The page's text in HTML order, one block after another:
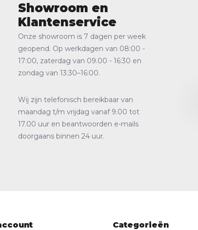
Showroom en
Klantenservice
Onze showroom is 7 dagen per week
geopend. Op werkdagen van 08:00 -
17:00, zaterdag van 09.00 - 16:30 en
zondag van 13:30–16:00.
Wij zijn telefonisch bereikbaar van
maandag t/m vrijdag vanaf 9.00 tot
17.00 uur en beantwoorden e-mails
doorgaans binnen 24 uur.
Categorieën